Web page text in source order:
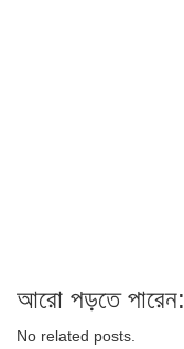
আরো পড়তে পারেন:
No related posts.